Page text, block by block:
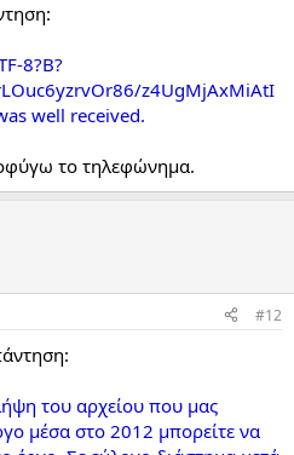
8?B?
z4UgMjAxMiAtI
well received.
το τηλεφώνημα.
#12
του αρχείου που μας
μέσα στο 2012 μπορείτε να